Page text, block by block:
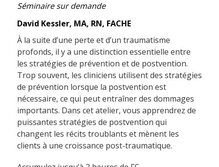
Séminaire sur demande
David Kessler, MA, RN, FACHE
À la suite d’une perte et d’un traumatisme
profonds, il y a une distinction essentielle entre
les stratégies de prévention et de postvention.
Trop souvent, les cliniciens utilisent des stratégies
de prévention lorsque la postvention est
nécessaire, ce qui peut entraîner des dommages
importants. Dans cet atelier, vous apprendrez de
puissantes stratégies de postvention qui
changent les récits troublants et mènent les
clients à une croissance post-traumatique.